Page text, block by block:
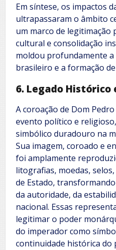
Em síntese, os impactos
ultrapassaram o âmbito
um marco de legitimação
cultural e consolidação
moldou profundamente
brasileiro e a formação
6. Legado Histórico
A coroação de Dom
evento político e
simbólico duradouro na
Sua imagem, coroado e
foi amplamente
litografias, moedas,
de Estado,
da autoridade, da
nacional. Essas
legitimar o poder
do imperador como
continuidade histórica do